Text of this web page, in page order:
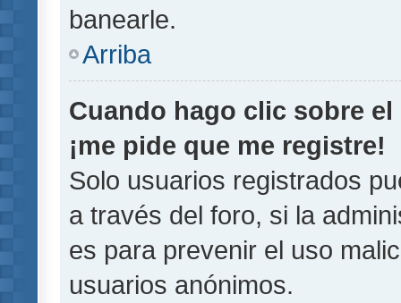
banearle.
Arriba
Cuando hago clic sobre
¡me pide que me registre!
Solo usuarios registrados
a través del foro, si la
es para prevenir el uso
usuarios anónimos.